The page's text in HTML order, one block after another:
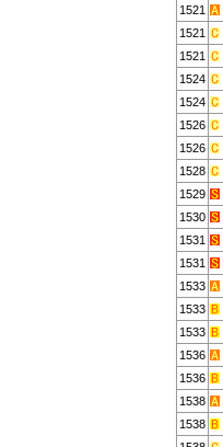
1521
1521
1521
1524
1524
1526
1526
1528
1529
1530
1531
1531
1533
1533
1533
1536
1536
1538
1538